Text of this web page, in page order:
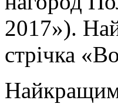
2017»).
стрічка
Найкращим